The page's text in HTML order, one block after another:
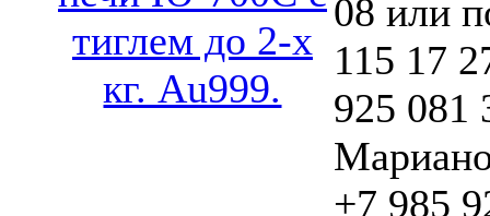
тиглем до 2-х
кг. Au999.
08 или
115 17
925 081
+7 985